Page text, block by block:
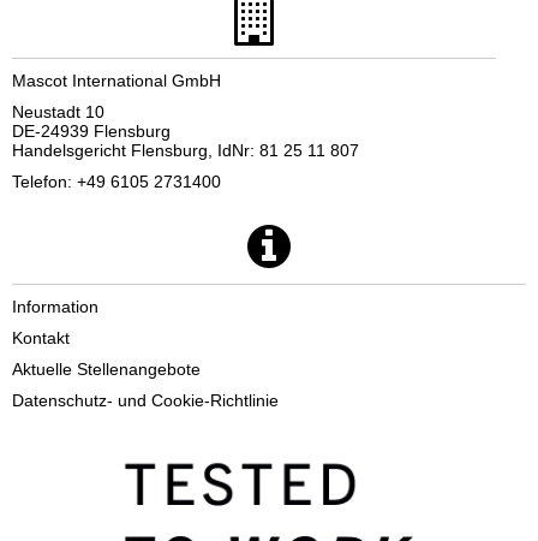
Mascot International GmbH
Neustadt 10
DE-24939 Flensburg
Handelsgericht Flensburg, IdNr: 81 25 11 807
Telefon: +49 6105 2731400
Information
Kontakt
Aktuelle Stellenangebote
Datenschutz- und Cookie-Richtlinie